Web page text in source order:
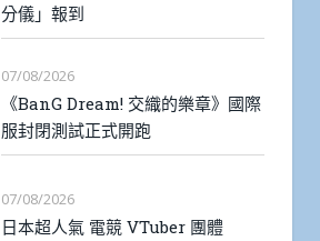
分儀」報到
07/08/2026
《BanG Dream! 交織的樂章》國際
服封閉測試正式開跑
07/08/2026
日本超人氣 電競 VTuber 團體